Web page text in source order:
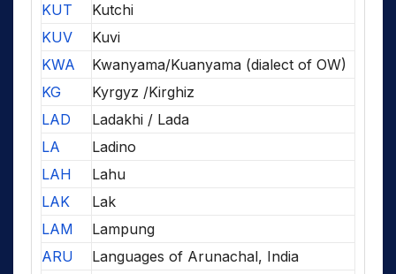
KUT
Kutchi
KUV
Kuvi
KWA
Kwanyama/Kuanyama (dialect of OW)
KG
Kyrgyz /Kirghiz
LAD
Ladakhi / Lada
LA
Ladino
LAH
Lahu
LAK
Lak
LAM
Lampung
ARU
Languages of Arunachal, India